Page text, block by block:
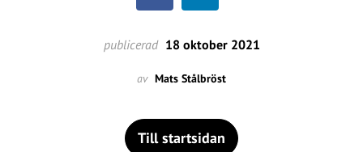
publicerad 18 oktober 2021
av Mats Stålbröst
Till startsidan